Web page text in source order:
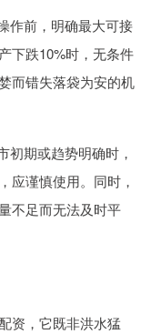
作前，明确最大可接
下跌10%时，无条件
而错失落袋为安的机
初期或趋势明确时，
应谨慎使用。同时，
不足而无法及时平
资，它既非洪水猛